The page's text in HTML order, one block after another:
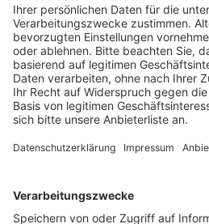
Fertigstellung der ersten
Veröffentlicht:Freitag, 26.03.2021
Anzeige
LKW kommen dann wieder bei
einige Bagger, Bauarbeiter und
sehen. Hier werden derzeit